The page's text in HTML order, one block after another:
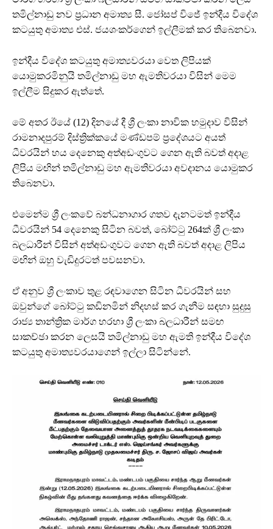
තමිල්නාඩු නව ප්‍රධාන අමාත්‍ය සී. ජෝසප් විජේ ඉන්දීය විදේශ
කටයුතු අමාත්‍ය එස්. ජයශංකර්ගෙන් ඉල්ලීමක් කර තිබෙනවා.
ඉන්දීය විදේශ කටයුතු අමාත්‍යවරයා වෙත ලිපියක්
යොමුකරමිනුයි තමිල්නාඩු මහ ඇමතිවරයා විසින් මෙම
ඉල්ලීම සිදුකර ඇත්තේ.
මේ අතර ඊයේ (12) දිනයේ දී ශ්‍රී ලංකා නාවික හමුදාව විසින්
රාමනාදපුරම් දිස්ත්‍රික්කයේ මණ්ඩපම් ප්‍රදේශයට අයත්
ධීවරයින් හය දෙනෙකු අත්අඩංගුවට ගෙන ඇති බවත් අදාළ
ලිපිය මඟින් තමිල්නාඩු මහ ඇමතිවරයා අවදානය යොමුකර
තිබෙනවා.
එමෙන්ම ශ්‍රී ලංකවේ බන්ධනාගාර ගතව දැනටමත් ඉන්දීය
ධීවරයින් 54 දෙනෙකු සිටින බවත්, බෝට්ටු 264ක් ශ්‍රී ලංකා
බලධාරීන් විසින් අත්අඩංගුවට ගෙන ඇති බවත් අදාළ ලිපිය
මඟින් ඔහු වැඩිදුරටත් පවසනවා.
ඒ අනුව ශ්‍රී ලංකාව තුළ රඳවාගෙන සිටින ධීවරයින් සහ
ඔවුන්ගේ බෝට්ටු කඩිනමින් නිදහස් කර ගැනීම සඳහා සුදුසු
රාජ්‍ය තාන්ත්‍රික මාර්ග හරහා ශ්‍රී ලංකා බලධාරීන් සමඟ
සාකච්ඡා කරන ලෙසයි තමිල්නාඩු මහ ඇමති ඉන්දීය විදේශ
කටයුතු අමාත්‍යවරයාගෙන් ඉල්ලා සිටින්නේ.